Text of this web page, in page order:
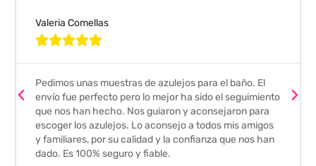
Valeria Comellas

Pedimos unas muestras de azulejos para el baño. El
envío fue perfecto pero lo mejor ha sido el seguimiento
que nos han hecho. Nos guiaron y aconsejaron para
escoger los azulejos. Lo aconsejo a todos mis amigos
y familiares, por su calidad y la confianza que nos han
dado. Es 100% seguro y fiable.